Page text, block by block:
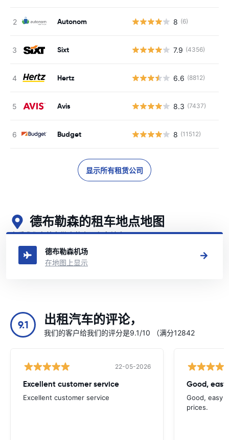
Autonom 8 (6)
Sixt 7.9 (4356)
Hertz 6.6 (8812)
Avis 8.3 (7437)
Budget 8 (11512)
显示所有租赁公司
德布勒森的租车地点地图
查看我们在德布勒森的主要租车地点
德布勒森机场
在地图上显示
9.1 出租汽车的评论，
我们的客户给我们的评分是9.1/10 （满分12842
22-05-2026
Excellent customer service
Excellent customer service
Good,
Good, easy
prices.